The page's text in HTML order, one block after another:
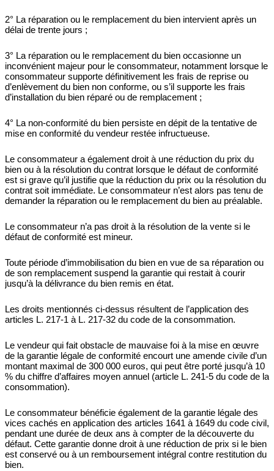
2° La réparation ou le remplacement du bien intervient après un
délai de trente jours ;
3° La réparation ou le remplacement du bien occasionne un
inconvénient majeur pour le consommateur, notamment lorsque le
consommateur supporte définitivement les frais de reprise ou
d’enlèvement du bien non conforme, ou s’il supporte les frais
d’installation du bien réparé ou de remplacement ;
4° La non-conformité du bien persiste en dépit de la tentative de
mise en conformité du vendeur restée infructueuse.
Le consommateur a également droit à une réduction du prix du
bien ou à la résolution du contrat lorsque le défaut de conformité
est si grave qu’il justifie que la réduction du prix ou la résolution du
contrat soit immédiate. Le consommateur n’est alors pas tenu de
demander la réparation ou le remplacement du bien au préalable.
Le consommateur n’a pas droit à la résolution de la vente si le
défaut de conformité est mineur.
Toute période d’immobilisation du bien en vue de sa réparation ou
de son remplacement suspend la garantie qui restait à courir
jusqu’à la délivrance du bien remis en état.
Les droits mentionnés ci-dessus résultent de l’application des
articles L. 217-1 à L. 217-32 du code de la consommation.
Le vendeur qui fait obstacle de mauvaise foi à la mise en œuvre
de la garantie légale de conformité encourt une amende civile d’un
montant maximal de 300 000 euros, qui peut être porté jusqu’à 10
% du chiffre d’affaires moyen annuel (article L. 241-5 du code de la
consommation).
Le consommateur bénéficie également de la garantie légale des
vices cachés en application des articles 1641 à 1649 du code civil,
pendant une durée de deux ans à compter de la découverte du
défaut. Cette garantie donne droit à une réduction de prix si le bien
est conservé ou à un remboursement intégral contre restitution du
bien.